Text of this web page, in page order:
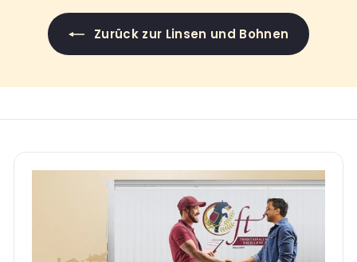
Zurück zur Linsen und Bohnen